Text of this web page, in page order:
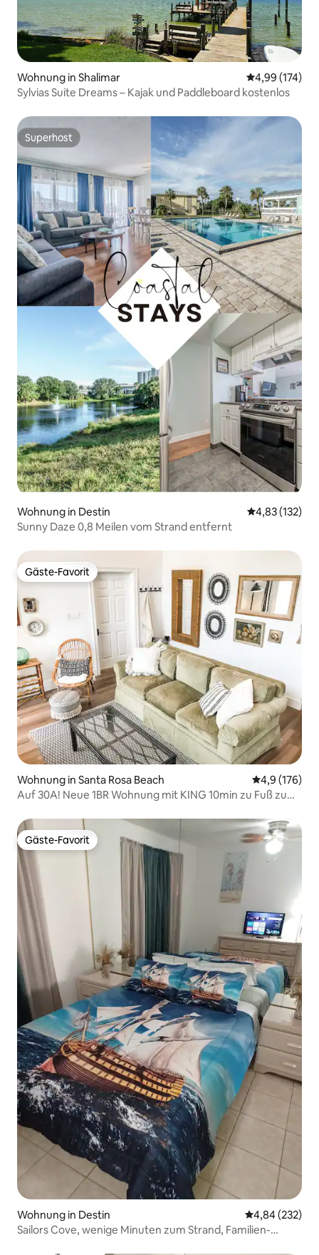
Wohnung in Shalimar
4,99 (174)
Sylvias Suite Dreams – Kajak und Paddleboard kostenlos
Superhost
Superhost
Wohnung in Destin
4,83 (132)
Sunny Daze 0,8 Meilen vom Strand entfernt
Gäste-Favorit
Gäste-Favorit
Wohnung in Santa Rosa Beach
4,9 (176)
Auf 30A! Neue 1BR Wohnung mit KING 10min zu Fuß zum
Gäste-Favorit
Gäste-Favorit
Wohnung in Destin
4,84 (232)
Sailors Cove, wenige Minuten zum Strand, Familien-